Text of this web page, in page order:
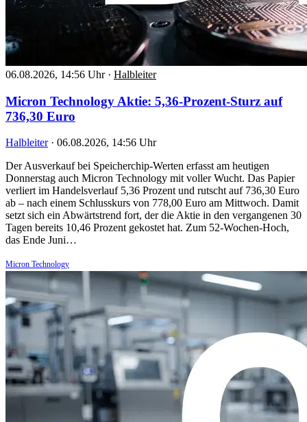
06.08.2026, 14:56 Uhr · Halbleiter
Micron Technology Aktie: 5,36-Prozent-Sturz auf
736,30 Euro
Halbleiter · 06.08.2026, 14:56 Uhr
Der Ausverkauf bei Speicherchip-Werten erfasst am heutigen
Donnerstag auch Micron Technology mit voller Wucht. Das Papier
verliert im Handelsverlauf 5,36 Prozent und rutscht auf 736,30 Euro
ab – nach einem Schlusskurs von 778,00 Euro am Mittwoch. Damit
setzt sich ein Abwärtstrend fort, der die Aktie in den vergangenen 30
Tagen bereits 10,46 Prozent gekostet hat. Zum 52-Wochen-Hoch,
das Ende Juni…
Micron Technology